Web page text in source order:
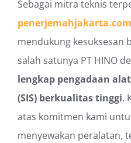
Sebagai mitra teknis
penerjemahjakarta.com
mendukung kesuksesan
salah satunya PT HINO
lengkap pengadaan
(SIS) berkualitas tinggi.
atas komitmen kami
menyewakan peralatan,